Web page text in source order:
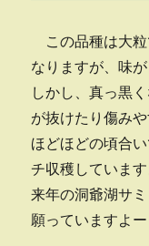
この品種は大粒
なりますが、味
しかし、真っ黒
が抜けたり傷み
ほどほどの頃合
チ収穫しています
来年の洞爺湖サ
願っていますよー